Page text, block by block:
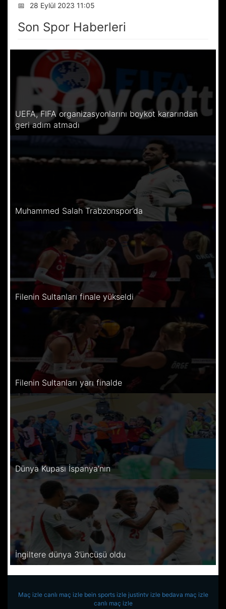
📅
28 Eylül 2023 11:05
Son Spor Haberleri
UEFA, FIFA organizasyonlarını boykot kararından
geri adım atmadı
Muhammed Salah Trabzonspor’da
Filenin Sultanları finale yükseldi
Filenin Sultanları yarı finalde
Dünya Kupası İspanya’nın
İngiltere dünya 3’üncüsü oldu
Maç izle canlı maç izle bein sports izle justintv izle bedava maç izle
canlı maç izle